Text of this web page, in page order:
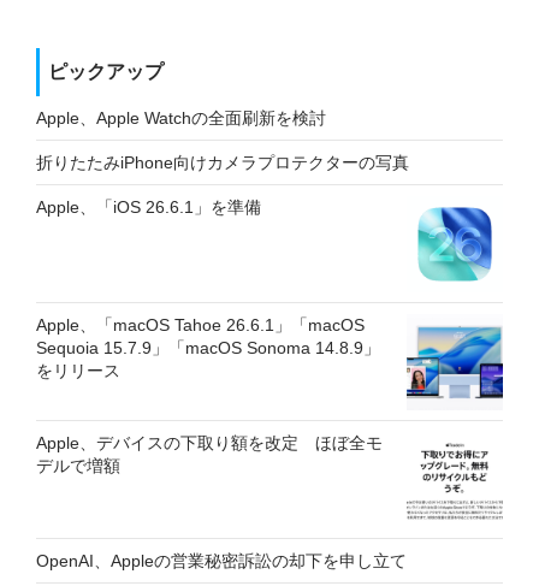
ピックアップ
Apple、Apple Watchの全面刷新を検討
折りたたみiPhone向けカメラプロテクターの写真
Apple、「iOS 26.6.1」を準備
Apple、「macOS Tahoe 26.6.1」「macOS
Sequoia 15.7.9」「macOS Sonoma 14.8.9」
をリリース
Apple、デバイスの下取り額を改定 ほぼ全モ
デルで増額
OpenAI、Appleの営業秘密訴訟の却下を申し立て